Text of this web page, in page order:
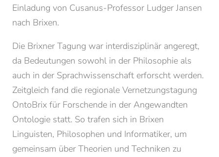
Einladung von Cusanus-Professor Ludger Jansen
nach Brixen.
Die Brixner Tagung war interdisziplinär angeregt,
da Bedeutungen sowohl in der Philosophie als
auch in der Sprachwissenschaft erforscht werden.
Zeitgleich fand die regionale Vernetzungstagung
OntoBrix für Forschende in der Angewandten
Ontologie statt. So trafen sich in Brixen
Linguisten, Philosophen und Informatiker, um
gemeinsam über Theorien und Techniken zu
NEWSLETTERANMELDUNG
Anrede
Familie Herr Frau